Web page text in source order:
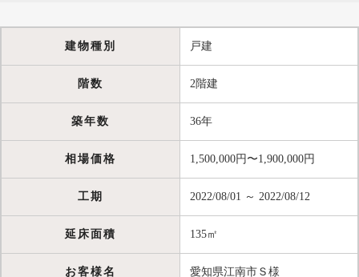
建物種別 戸建
階数 2階建
築年数 36年
相場価格 1,500,000円〜1,900,000円
工期 2022/08/01 ～ 2022/08/12
延床面積 135㎡
お客様名 愛知県江南市Ｓ様